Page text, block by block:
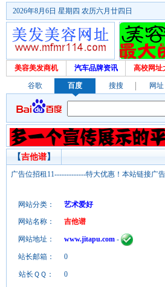
2026年8月6日 星期四 农历六月廿四日
美容美发商机 汽车品牌资讯 高校网址
谷歌 百度 搜搜 网址
【吉他谱】
广告位招租11-------------特大优惠！本站链接广
网站分类：
艺术爱好
网站名称：
吉他谱
网站地址： www.jitapu.com -
站长邮箱： 0
站长ＱＱ： 0